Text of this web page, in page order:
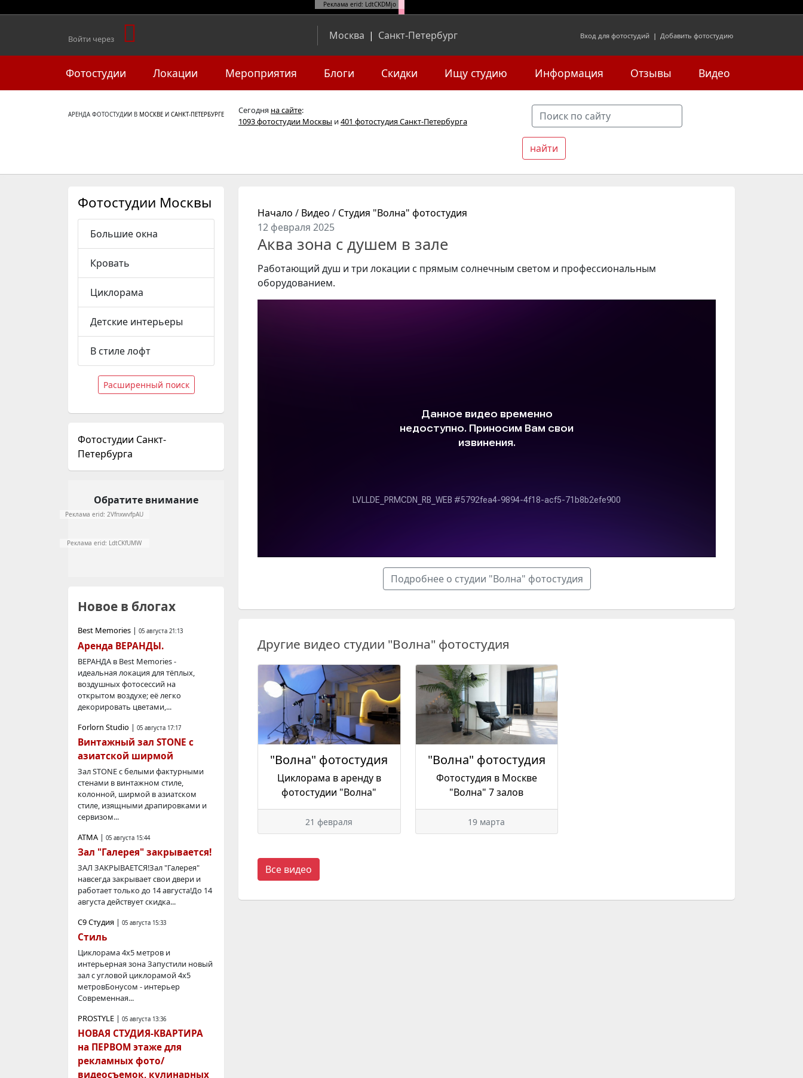
Реклама erid: LdtCKDMjo
Войти через Москва | Санкт-Петербург Вход для фотостудий | Добавить фотостудию
Фотостудии Локации Мероприятия Блоги Скидки Ищу студию Информация Отзывы Видео
АРЕНДА ФОТОСТУДИИ В МОСКВЕ И САНКТ-ПЕТЕРБУРГЕ Сегодня на сайте:
1093 фотостудии Москвы и401 фотостудия Санкт-Петербурга
Начало / Видео / Студия "Волна" фотостудия
12 февраля 2025
Аква зона с душем в зале
Работающий душ и три локации с прямым солнечным светом и профессиональным
оборудованием.
Подробнее о студии "Волна" фотостудия
Другие видео студии "Волна" фотостудия
"Волна" фотостудия
Циклорама в аренду в
фотостудии "Волна"
21 февраля
"Волна" фотостудия
Фотостудия в Москве
"Волна" 7 залов
19 марта
Все видео
Фотостудии Москвы
Большие окна
Кровать
Циклорама
Детские интерьеры
В стиле лофт
Расширенный поиск
Фотостудии Санкт-
Петербурга
Обратите внимание
Реклама erid: 2VfnxwvfpAU
Реклама erid: LdtCKfUMW
Новое в блогах
Best Memories | 05 августа 21:13
Аренда ВЕРАНДЫ.
ВЕРАНДА в Best Memories -
идеальная локация для тёплых,
воздушных фотосессий на
открытом воздухе; её легко
декорировать цветами,...
Forlorn Studio | 05 августа 17:17
Винтажный зал STONE с
азиатской ширмой
Зал STONE с белыми фактурными
стенами в винтажном стиле,
колонной, ширмой в азиатском
стиле, изящными драпировками и
сервизом...
АТМА | 05 августа 15:44
Зал "Галерея" закрывается!
ЗАЛ ЗАКРЫВАЕТСЯ!Зал "Галерея"
навсегда закрывает свои двери и
работает только до 14 августа!До 14
августа действует скидка...
С9 Студия | 05 августа 15:33
Стиль
Циклорама 4х5 метров и
интерьерная зона Запустили новый
зал с угловой циклорамой 4х5
метровБонусом - интерьер
Современная...
PROSTYLE | 05 августа 13:36
НОВАЯ СТУДИЯ-КВАРТИРА
на ПЕРВОМ этаже для
рекламных фото/
видеосъемок, кулинарных